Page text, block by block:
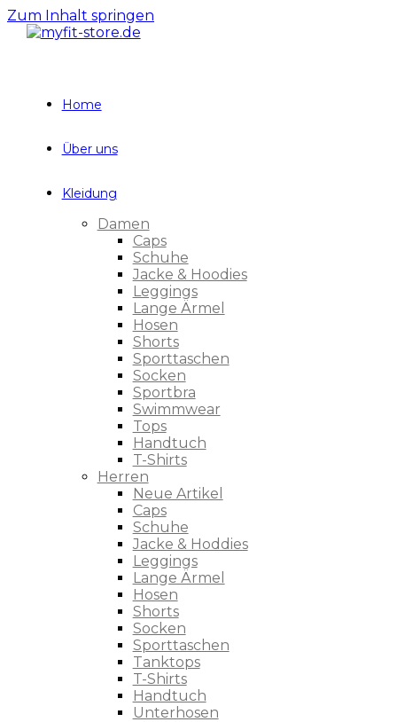
Zum Inhalt springen
Home
Über uns
Kleidung
Damen
Caps
Schuhe
Jacke & Hoodies
Leggings
Lange Ärmel
Hosen
Shorts
Sporttaschen
Socken
Sportbra
Swimmwear
Tops
Handtuch
T-Shirts
Herren
Neue Artikel
Caps
Schuhe
Jacke & Hoddies
Leggings
Lange Ärmel
Hosen
Shorts
Socken
Sporttaschen
Tanktops
T-Shirts
Handtuch
Unterhosen